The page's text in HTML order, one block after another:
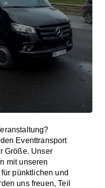
Eventtransport
Größe. Unser
mit unseren
pünktlichen und
uns freuen, Teil